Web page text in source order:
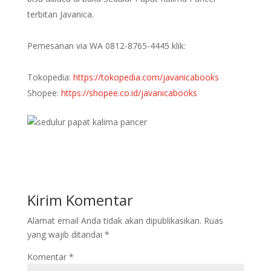
terbitan Javanica.
Pemesanan via WA 0812-8765-4445 klik:
Tokopedia: https://tokopedia.com/javanicabooks
Shopee: https://shopee.co.id/javanicabooks
Kirim Komentar
Alamat email Anda tidak akan dipublikasikan. Ruas
yang wajib ditandai *
Komentar *